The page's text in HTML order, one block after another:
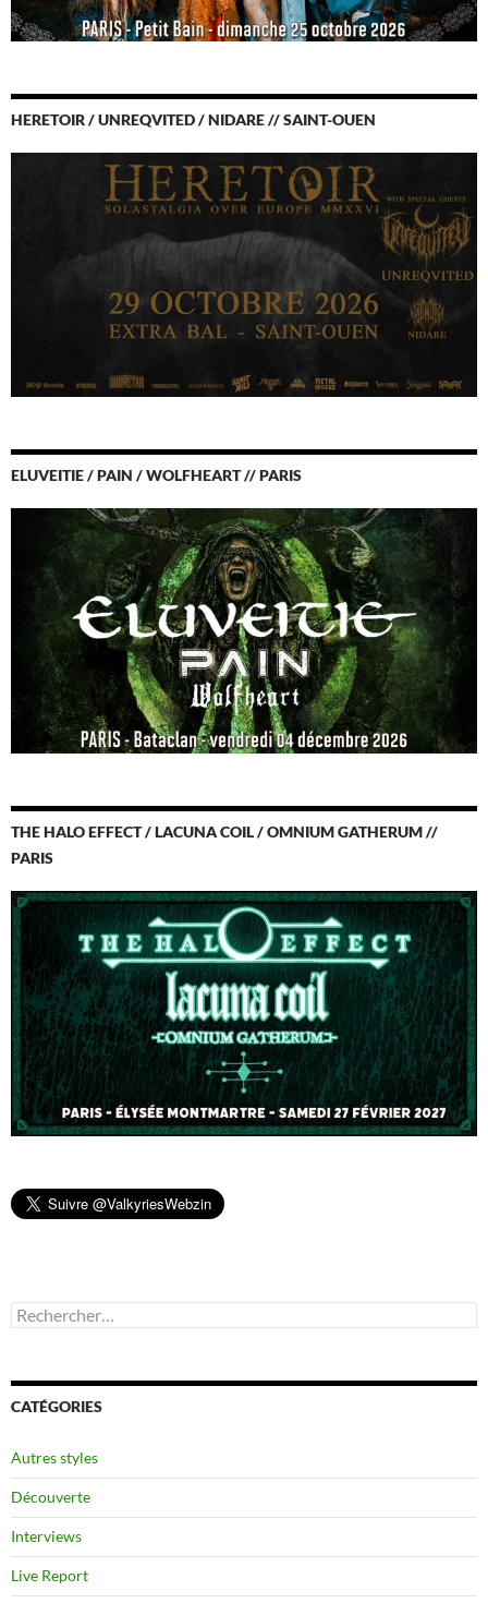
HERETOIR / UNREQVITED / NIDARE // SAINT-OUEN
ELUVEITIE / PAIN / WOLFHEART // PARIS
THE HALO EFFECT / LACUNA COIL / OMNIUM GATHERUM //
PARIS
Rechercher :
CATÉGORIES
Autres styles
Découverte
Interviews
Live Report